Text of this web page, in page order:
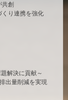
創
くり連携を強化
解決に貢献～
排出量削減を実現